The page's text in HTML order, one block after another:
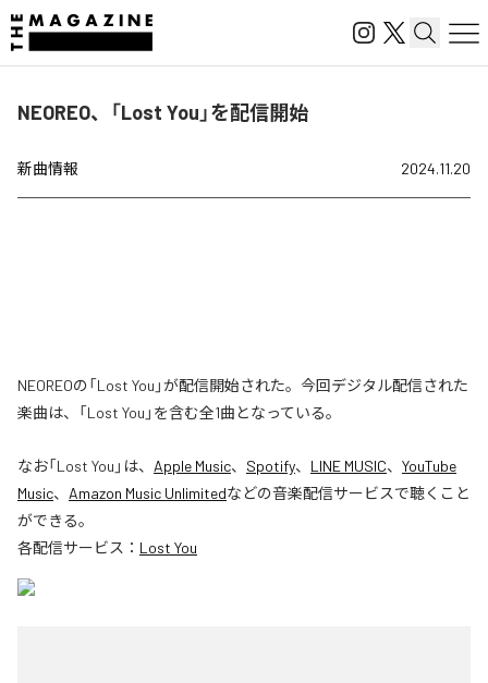
NEOREO、「Lost You」を配信開始
新曲情報 2024.11.20
NEOREOの「Lost You」が配信開始された。今回デジタル配信された
楽曲は、「Lost You」を含む全1曲となっている。
なお「Lost You 」は、 Apple Music、 Spotify、 LINE MUSIC、 YouTube
Music、 Amazon Music Unlimitedなどの音楽配信サービスで聴くこと
ができる。
各配信サービス： Lost You